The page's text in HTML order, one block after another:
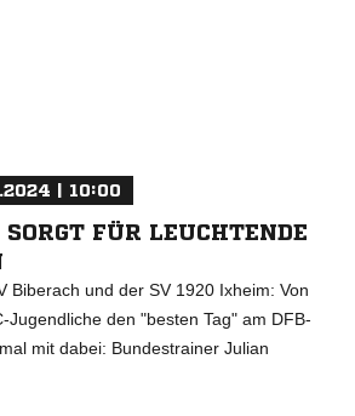
| 10:00
FÜR LEUCHTENDE
Biberach und der SV 1920 Ixheim: Von
Jugendliche den "besten Tag" am DFB-
mit dabei: Bundestrainer Julian